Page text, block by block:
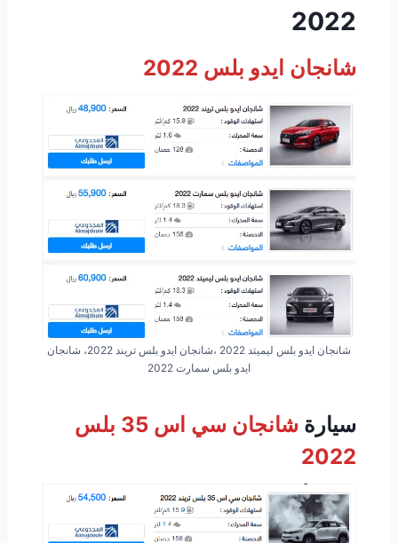
2022
شانجان ايدو بلس 2022
شانجان ايدو بلس ليميتد 2022 ،شانجان ايدو بلس تريند 2022، شانجان
ايدو بلس سمارت 2022
سيارة
شانجان سي اس 35 بلس
2022